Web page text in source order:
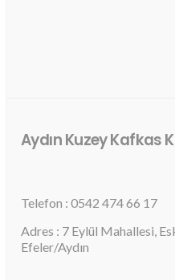
Aydın Kuzey Kafkas
Telefon : 0542 474 66 17
Adres : 7 Eylül Mahallesi,
Efeler/Aydın